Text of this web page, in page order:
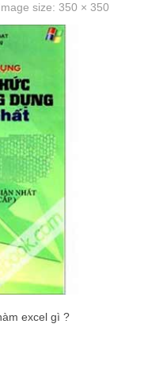
size: 350 × 350
excel gì ?